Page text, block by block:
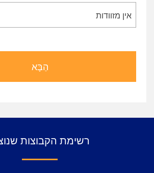
אין מזוודות
רשימת הקבוצות